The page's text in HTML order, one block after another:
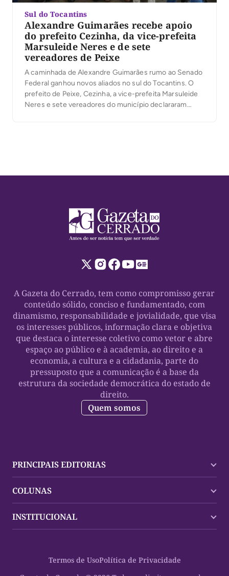
Sul do Tocantins
Alexandre Guimarães recebe apoio
do prefeito Cezinha, da vice-prefeita
Marsuleide Neres e de sete
vereadores de Peixe
A caminhada de Alexandre Guimarães rumo ao Senado
Federal ganhou novos aliados no sul do Tocantins. O
prefeito de Peixe, Cezinha, a vice-prefeita Marsuleide
Neres e sete vereadores do município declararam
A Gazeta do Cerrado, tem como compromisso gerar
conteúdo sólido, conciso e fundamentado, com
dinamismo, responsabilidade e jovialidade, que visa
os interesses públicos, informação clara e objetiva
que destaca o interesse coletivo como vetor e abre
espaço ao público e à academia, ao direito e a
economia, a cultura e a cidadania, parte do
pressuposto que a comunicação é a base da
estrutura da sociedade democrática do estado de
direito.
Quem somos
PRINCIPAIS EDITORIAS
Palmas
Mundo
Oportunidades
Cultura
COLUNAS
Policial
Planeta Vivo
INSTITUCIONAL
Termos de UsoPolítica de Privacidade